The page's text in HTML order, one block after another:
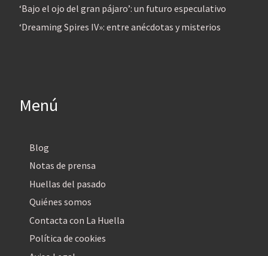
‘Bajo el ojo del gran pájaro’: un futuro especulativo
‘Dreaming Spires IV»: entre anécdotas y misterios
Menú
Blog
Notas de prensa
Huellas del pasado
Quiénes somos
Contacta con La Huella
Política de cookies